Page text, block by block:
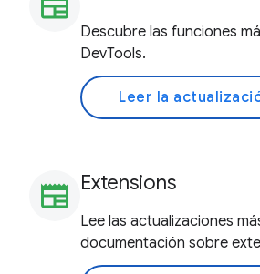
Descubre las funciones
DevTools.
Leer la
newspaper Extensions
Lee las actualizaciones
documentación sobre